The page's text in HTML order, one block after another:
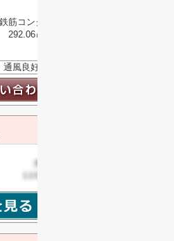
筋コンクリート
292.06㎡
風良好です